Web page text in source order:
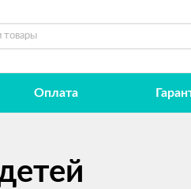
Оплата